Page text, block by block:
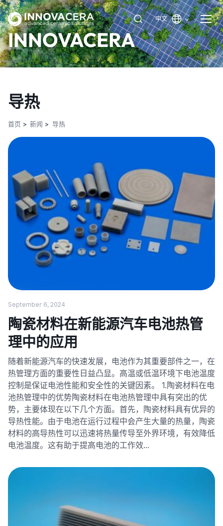
中文
INNOVACERA
导热
首页 新闻 导热
September 6, 2024
陶瓷材料在新能源汽车电池热管
理中的应用
随着新能源汽车的快速发展，电池作为其重要部件之一，在
热管理方面的重要性日益凸显。高温或低温环境下电池温度
控制是保证电池性能和安全性的关键因素。 1.陶瓷材料在电
池热管理中的优势陶瓷材料在电池热管理中具有突出的优
势，主要体现在以下几个方面。首先，陶瓷材料具有优异的
导热性能。由于电池在运行过程中会产生大量的热量，陶瓷
材料的高导热性可以迅速将热量传导至外界环境，有效降低
电池温度。这有助于提高电池的工作效…